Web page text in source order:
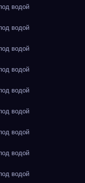
водой
водой
водой
водой
водой
водой
водой
водой
водой